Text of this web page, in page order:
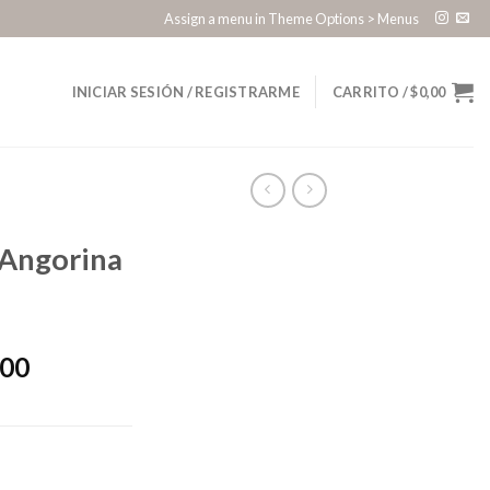
Assign a menu in Theme Options > Menus
INICIAR SESIÓN / REGISTRARME CARRITO /$0,00
Current